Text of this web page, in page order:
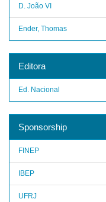
D. João VI
Ender, Thomas
Editora
Ed. Nacional
Sponsorship
FINEP
IBEP
UFRJ